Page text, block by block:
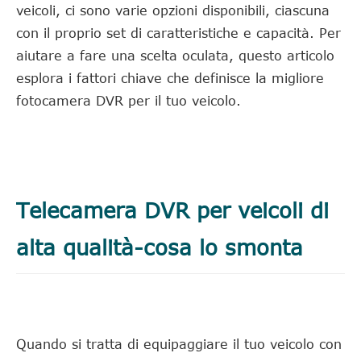
veicoli, ci sono varie opzioni disponibili, ciascuna
con il proprio set di caratteristiche e capacità. Per
aiutare a fare una scelta oculata, questo articolo
esplora i fattori chiave che definisce la migliore
fotocamera DVR per il tuo veicolo.
Telecamera DVR per veicoli di
alta qualità-cosa lo smonta
Quando si tratta di equipaggiare il tuo veicolo con